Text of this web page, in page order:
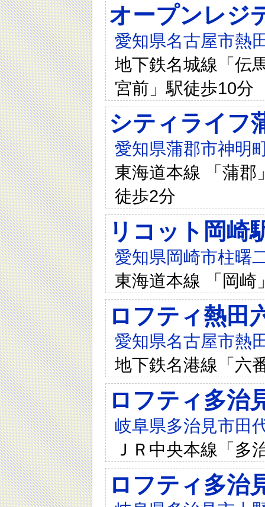
オープンレジ
愛知県名古屋市熱
地下鉄名城線「伝
宮前」駅徒歩10分
シティライフ
愛知県蒲郡市神明
東海道本線 「蒲郡
徒歩2分
リコット岡崎
愛知県岡崎市柱曙
東海道本線 「岡崎
ロフティ熱田
愛知県名古屋市熱
地下鉄名港線「六
ロフティ多治
岐阜県多治見市田
ＪＲ中央本線「多
ロフティ多治